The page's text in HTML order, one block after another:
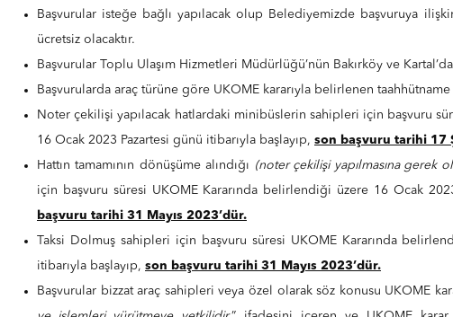
Başvurular isteğe bağlı yapılacak olup Belediyemizde başvuruya
ücretsiz olacaktır.
Başvurular Toplu Ulaşım Hizmetleri Müdürlüğü’nün Bakırköy ve
Başvurularda araç türüne göre UKOME kararıyla belirlenen taahhütname
Noter çekilişi yapılacak hatlardaki minibüslerin sahipleri için başvuru
16 Ocak 2023 Pazartesi günü itibarıyla başlayıp, son başvuru tarihi 17
Hattın tamamının dönüşüme alındığı (noter çekilişi yapılmasına gerek
için başvuru süresi UKOME Kararında belirlendiği üzere 16 Ocak
başvuru tarihi 31 Mayıs 2023’dür.
Taksi Dolmuş sahipleri için başvuru süresi UKOME Kararında
itibarıyla başlayıp, son başvuru tarihi 31 Mayıs 2023’dür.
Başvurular bizzat araç sahipleri veya özel olarak söz konusu UKOME